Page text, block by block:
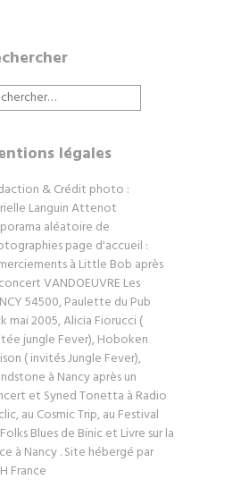
:
légales
& Crédit photo :
Languin Attenot
aléatoire de
page d'accueil :
à Little Bob après
VANDOEUVRE Les
54500, Paulette du Pub
mai 2005, Alicia Fiorucci (
jungle Fever), Hoboken
( invités Jungle Fever),
à Nancy après un
et Syned Tonetta à Radio
au Cosmic Trip, au Festival
Blues de Binic et Livre sur la
à Nancy . Site hébergé par
France